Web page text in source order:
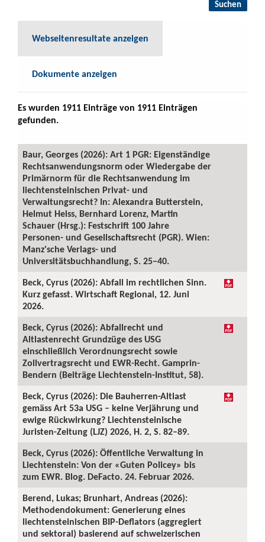
Webseitenresultate anzeigen
Dokumente anzeigen
Es wurden 1911 Einträge von 1911 Einträgen
gefunden.
Baur, Georges (2026): Art 1 PGR: Eigenständige
Rechtsanwendungsnorm oder Wiedergabe der
Primärnorm für die Rechtsanwendung im
liechtensteinischen Privat- und
Verwaltungsrecht? In: Alexandra Butterstein,
Helmut Heiss, Bernhard Lorenz, Martin
Schauer (Hrsg.): Festschrift 100 Jahre
Personen- und Gesellschaftsrecht (PGR). Wien:
Manz'sche Verlags- und
Universitätsbuchhandlung, S. 25–40.
Beck, Cyrus (2026): Abfall im rechtlichen Sinn.
Kurz gefasst. Wirtschaft Regional, 12. Juni
2026.
Beck, Cyrus (2026): Abfallrecht und
Altlastenrecht Grundzüge des USG
einschließlich Verordnungsrecht sowie
Zollvertragsrecht und EWR-Recht. Gamprin-
Bendern (Beiträge Liechtenstein-Institut, 58).
Beck, Cyrus (2026): Die Bauherren-Altlast
gemäss Art 53a USG – keine Verjährung und
ewige Rückwirkung? Liechtensteinische
Juristen-Zeitung (LJZ) 2026, H. 2, S. 82–89.
Beck, Cyrus (2026): Öffentliche Verwaltung in
Liechtenstein: Von der «Guten Policey» bis
zum EWR. Blog. DeFacto. 24. Februar 2026.
Berend, Lukas; Brunhart, Andreas (2026):
Methodendokument: Generierung eines
liechtensteinischen BIP-Deflators (aggregiert
und sektoral) basierend auf schweizerischen